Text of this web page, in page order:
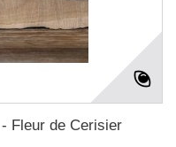
Fleur de Cerisier